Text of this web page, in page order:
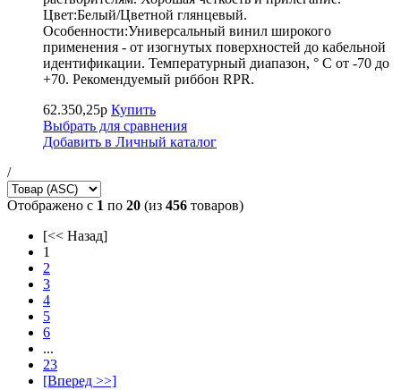
Цвет:Белый/Цветной глянцевый.
Особенности:Универсальный винил широкого
применения - от изогнутых поверхностей до кабельной
идентификации. Температурный диапазон, ° С от -70 до
+70. Рекомендуемый риббон RPR.
62.350,25р Купить
Выбрать для сравнения
Добавить в Личный каталог
/
Отображено с 1 по 20 (из 456 товаров)
[<< Назад]
1
2
3
4
5
6
...
23
[Вперед >>]